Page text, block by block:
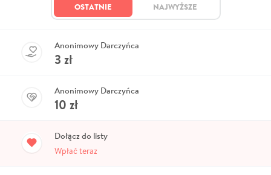
OSTATNIE NAJWYŻSZE
Anonimowy Darczyńca
3 zł
Anonimowy Darczyńca
10 zł
Dołącz do listy
Wpłać teraz